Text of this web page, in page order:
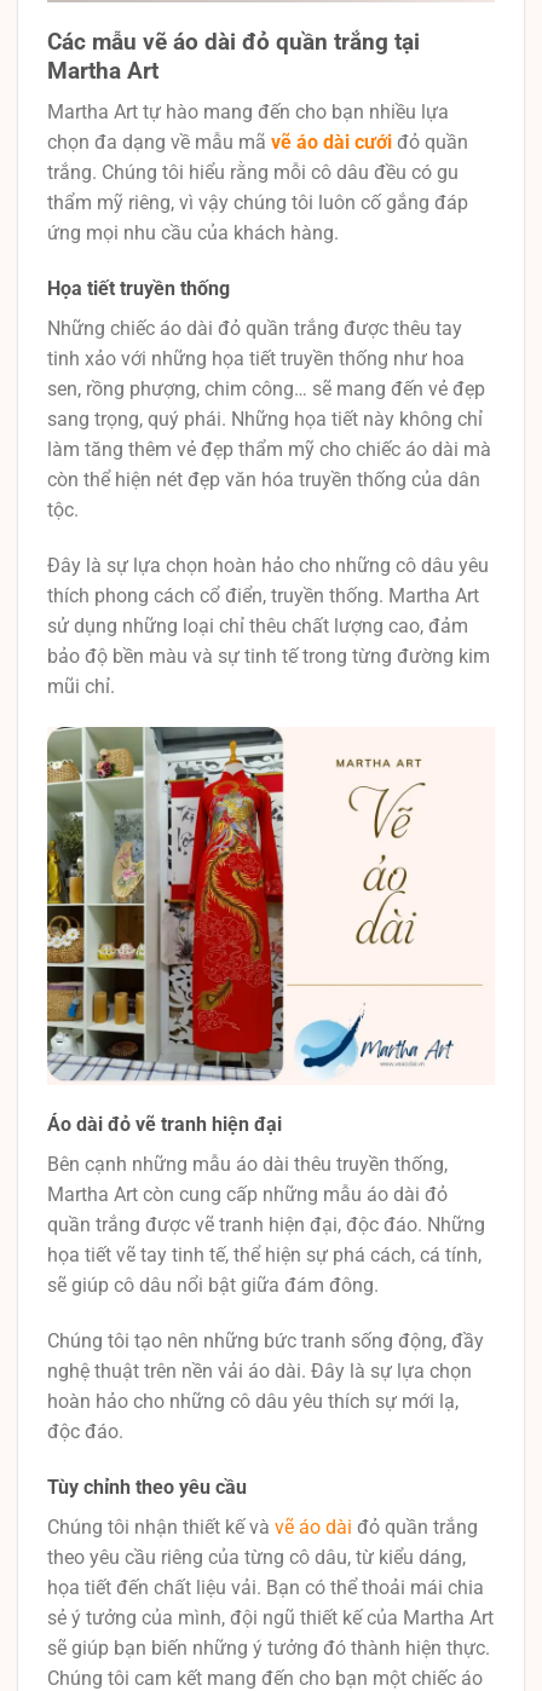
Các mẫu vẽ áo dài đỏ quần trắng tại
Martha Art
Martha Art tự hào mang đến cho bạn nhiều lựa
chọn đa dạng về mẫu mã vẽ áo dài cưới đỏ quần
trắng. Chúng tôi hiểu rằng mỗi cô dâu đều có gu
thẩm mỹ riêng, vì vậy chúng tôi luôn cố gắng đáp
ứng mọi nhu cầu của khách hàng.
Họa tiết truyền thống
Những chiếc áo dài đỏ quần trắng được thêu tay
tinh xảo với những họa tiết truyền thống như hoa
sen, rồng phượng, chim công… sẽ mang đến vẻ đẹp
sang trọng, quý phái. Những họa tiết này không chỉ
làm tăng thêm vẻ đẹp thẩm mỹ cho chiếc áo dài mà
còn thể hiện nét đẹp văn hóa truyền thống của dân
tộc.
Đây là sự lựa chọn hoàn hảo cho những cô dâu yêu
thích phong cách cổ điển, truyền thống. Martha Art
sử dụng những loại chỉ thêu chất lượng cao, đảm
bảo độ bền màu và sự tinh tế trong từng đường kim
mũi chỉ.
Áo dài đỏ vẽ tranh hiện đại
Bên cạnh những mẫu áo dài thêu truyền thống,
Martha Art còn cung cấp những mẫu áo dài đỏ
quần trắng được vẽ tranh hiện đại, độc đáo. Những
họa tiết vẽ tay tinh tế, thể hiện sự phá cách, cá tính,
sẽ giúp cô dâu nổi bật giữa đám đông.
Chúng tôi tạo nên những bức tranh sống động, đầy
nghệ thuật trên nền vải áo dài. Đây là sự lựa chọn
hoàn hảo cho những cô dâu yêu thích sự mới lạ,
độc đáo.
Tùy chỉnh theo yêu cầu
Chúng tôi nhận thiết kế và vẽ áo dài đỏ quần trắng
theo yêu cầu riêng của từng cô dâu, từ kiểu dáng,
họa tiết đến chất liệu vải. Bạn có thể thoải mái chia
sẻ ý tưởng của mình, đội ngũ thiết kế của Martha Art
sẽ giúp bạn biến những ý tưởng đó thành hiện thực.
Chúng tôi cam kết mang đến cho bạn một chiếc áo